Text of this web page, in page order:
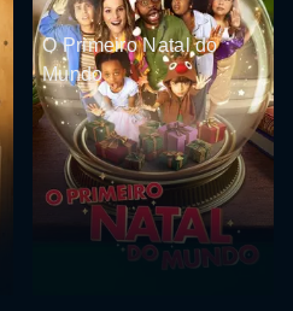
O Primeiro Natal do
Mundo